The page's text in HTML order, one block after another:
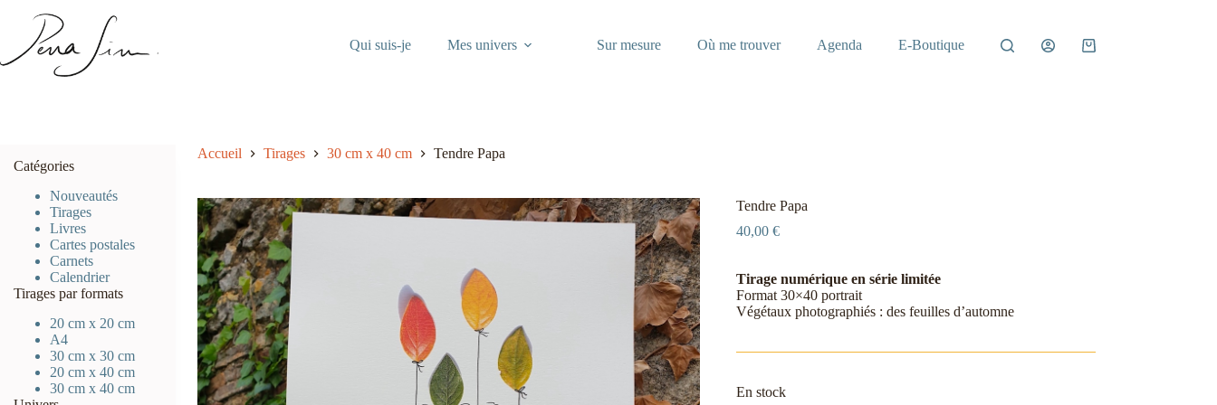
contenu
Qui suis-je Mes univers Sur mesure Où me trouver Agenda E-Boutique
Panier
Accueil Tirages 30 cm x 40 cm Tendre Papa
Tendre Papa
40,00 €
Tirage numérique en série limitée
Format 30×40 portrait
Végétaux photographiés : des feuilles d’automne
En stock
Catégories
Nouveautés
Tirages
Livres
Cartes postales
Carnets
Calendrier
Tirages par formats
20 cm x 20 cm
A4
30 cm x 30 cm
20 cm x 40 cm
30 cm x 40 cm